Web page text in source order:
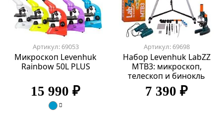
Артикул: 69053
Микроскоп Levenhuk
Rainbow 50L PLUS
15 990 ₽
Артикул: 69698
Набор Levenhuk LabZZ
MTВ3: микроскоп,
телескоп и бинокль
7 390 ₽